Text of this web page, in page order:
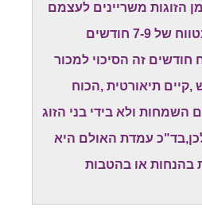
הזוגות משריינים לעצמם
את תאריך החתונה בטווח של 7-9 חודשים
זה הסיכוי למכור
,קיים תיאורטית ,הכוח
השמחות ולא בידי בני הזוג
עמדת האולם היא
או בהטבות